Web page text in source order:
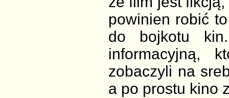
powinien robić
do bojkotu
informacyjną,
zobaczyli na
a po prostu kino